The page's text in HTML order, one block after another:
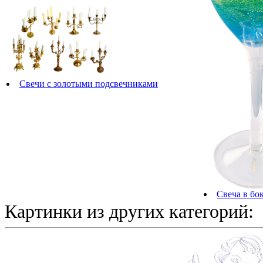
Свечи с золотыми подсвечниками
Свеча в
Картинки из других категорий: